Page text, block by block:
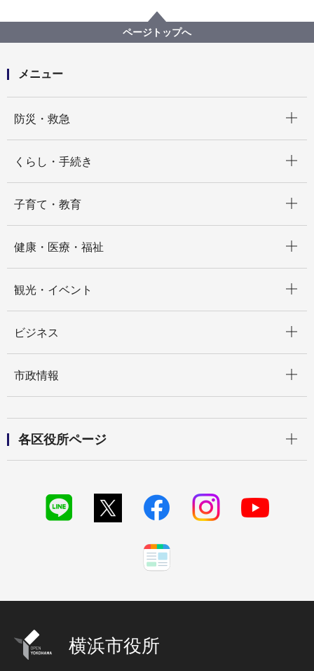
その他いろいろな質問
ページトップへ
メニュー
防災・救急
くらし・手続き
子育て・教育
健康・医療・福祉
観光・イベント
ビジネス
市政情報
各区役所ページ
横浜市役所